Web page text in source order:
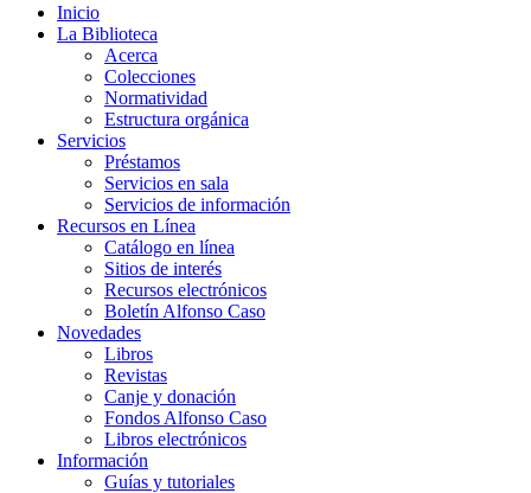
Inicio
La Biblioteca
Acerca
Colecciones
Normatividad
Estructura orgánica
Servicios
Préstamos
Servicios en sala
Servicios de información
Recursos en Línea
Catálogo en línea
Sitios de interés
Recursos electrónicos
Boletín Alfonso Caso
Novedades
Libros
Revistas
Canje y donación
Fondos Alfonso Caso
Libros electrónicos
Información
Guías y tutoriales